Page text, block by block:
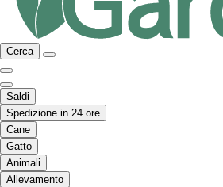
Cerca
Saldi
Spedizione in 24 ore
Cane
Gatto
Animali
Allevamento